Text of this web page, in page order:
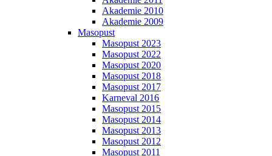
Akademie 2010
Akademie 2009
Masopust
Masopust 2023
Masopust 2022
Masopust 2020
Masopust 2018
Masopust 2017
Karneval 2016
Masopust 2015
Masopust 2014
Masopust 2013
Masopust 2012
Masopust 2011